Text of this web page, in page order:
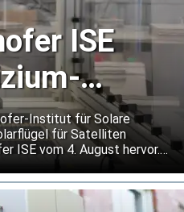
ISE
Institut für Solare
für Satelliten
ISE vom 4. August hervor.
bislang vorherrschenden
kleine Objekte lokal
im Weltraum